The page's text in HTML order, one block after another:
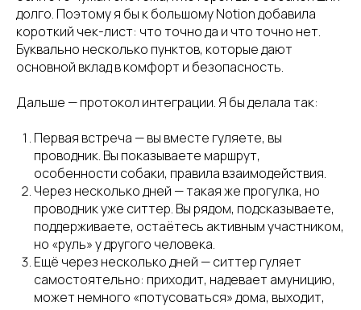
долго. Поэтому я бы к большому Notion добавила
короткий чек-лист: что точно да и что точно нет.
Буквально несколько пунктов, которые дают
основной вклад в комфорт и безопасность.
Дальше — протокол интеграции. Я бы делала так:
Первая встреча — вы вместе гуляете, вы
проводник. Вы показываете маршрут,
особенности собаки, правила взаимодействия.
Через несколько дней — такая же прогулка, но
проводник уже ситтер. Вы рядом, подсказываете,
поддерживаете, остаётесь активным участником,
но «руль» у другого человека.
Ещё через несколько дней — ситтер гуляет
самостоятельно: приходит, надевает амуницию,
может немного «потусоваться» дома, выходит,